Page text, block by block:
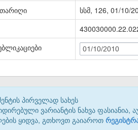
თარიღი
სსმ, 126, 01/10/
01/10/2010
პირველად სახეს
ვარიანტის ნახვა ფასიანია,
ყიდვა, გთხოვთ გაიაროთ